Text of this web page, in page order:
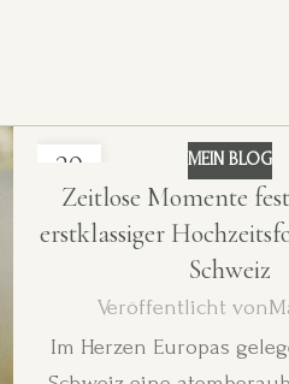
20
OKT.
MEIN BLOG
Zeitlose Momente
erstklassiger
Schweiz
Veröffentlicht von
Im Herzen Europas